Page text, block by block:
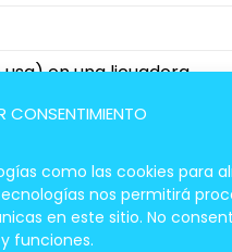
CONSENTIMIENTO
como las cookies para
nos permitirá
en este sitio. No
funciones.
en una licuadora.